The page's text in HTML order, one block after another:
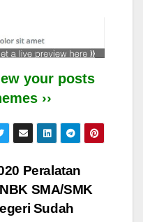
your posts
››
Peralatan
SMA/SMK
Sudah